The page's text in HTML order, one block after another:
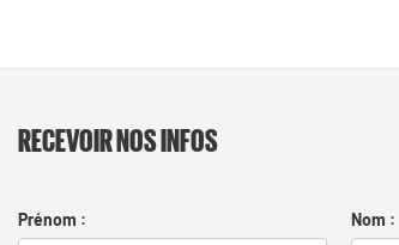
RECEVOIR NOS INFOS
Prénom : Nom :